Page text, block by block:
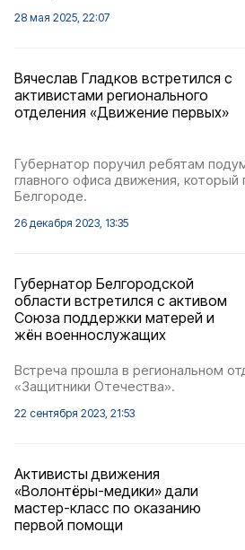
28 мая 2025, 22:07
Вячеслав Гладков встретился с
активистами регионального
отделения «Движение первых»
Губернатор поручил ребятам
главного офиса движения,
Белгороде.
26 декабря 2023, 13:35
Губернатор Белгородской
области встретился с активом
Союза поддержки матерей и
жён военнослужащих
Встреча прошла в региональном
«Защитники Отечества».
22 сентября 2023, 21:53
Активисты движения
«Волонтёры-медики» дали
мастер-класс по оказанию
первой помощи